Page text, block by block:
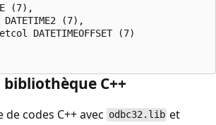
(7),
DATETIME2 (7),
DATETIMEOFFSET (7)
C++
codes C++ avec odbc32.lib et